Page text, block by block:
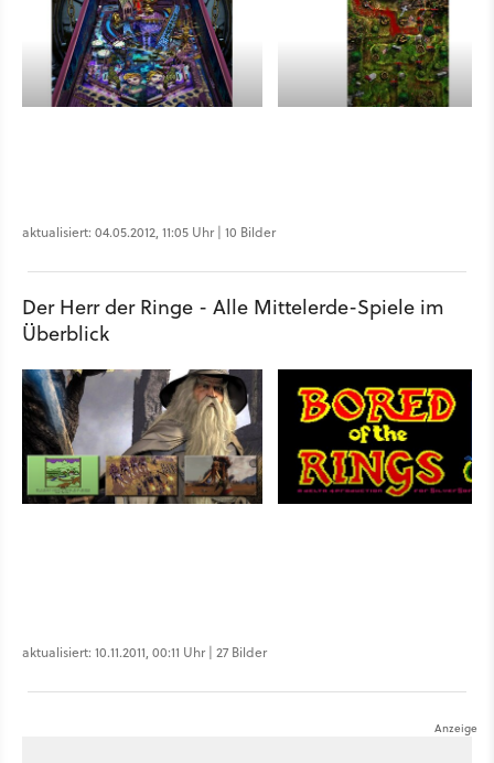
aktualisiert: 04.05.2012, 11:05 Uhr | 10 Bilder
Der Herr der Ringe - Alle Mittelerde-Spiele im
Überblick
aktualisiert: 10.11.2011, 00:11 Uhr | 27 Bilder